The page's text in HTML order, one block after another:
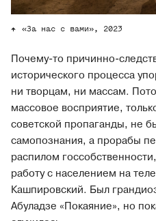
«За нас с вами», 2023
Почему-то причинно-
исторического процесса
ни творцам, ни массам.
массовое восприятие,
советской пропаганды, не
самопознания, а прорабы
распилом
работу с населением на
Кашпировский. Был
Абуладзе «Покаяние», но